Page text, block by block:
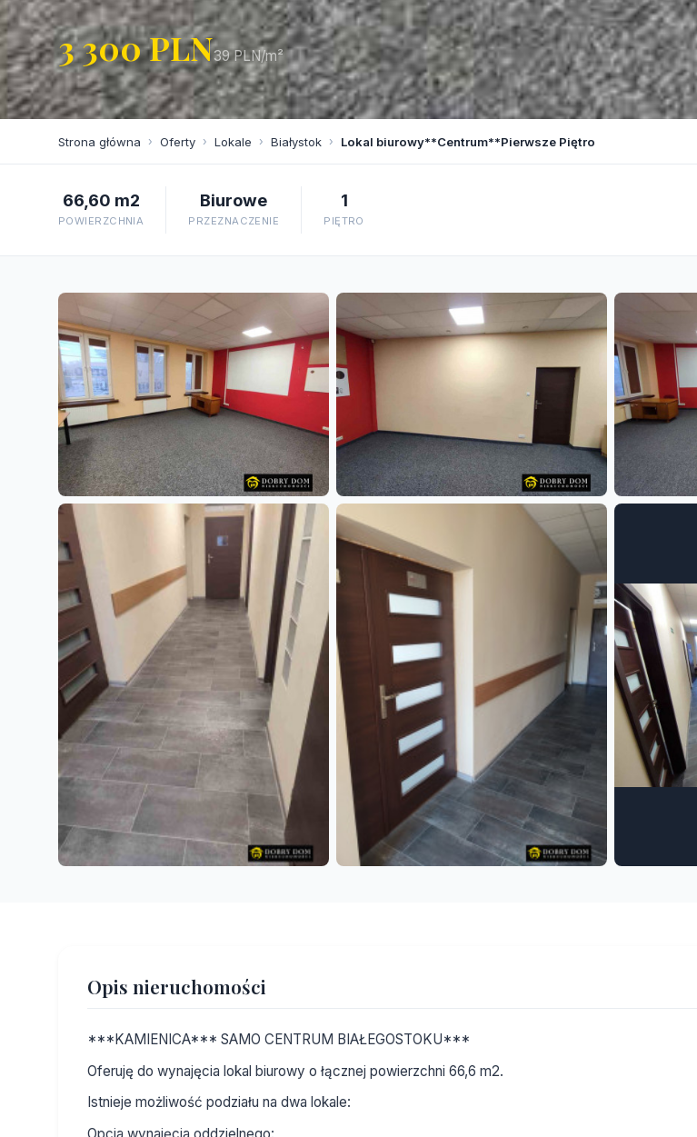
3 300 PLN39 PLN/m²
Strona główna › Oferty › Lokale › Białystok › Lokal biurowy**Centrum**Pierwsze Piętro
66,60 m2
POWIERZCHNIA
Biurowe
PRZEZNACZENIE
1
PIĘTRO
Opis nieruchomości
***KAMIENICA*** SAMO CENTRUM BIAŁEGOSTOKU***
Oferuję do wynajęcia lokal biurowy o łącznej powierzchni 66,6 m2.
Istnieje możliwość podziału na dwa lokale: